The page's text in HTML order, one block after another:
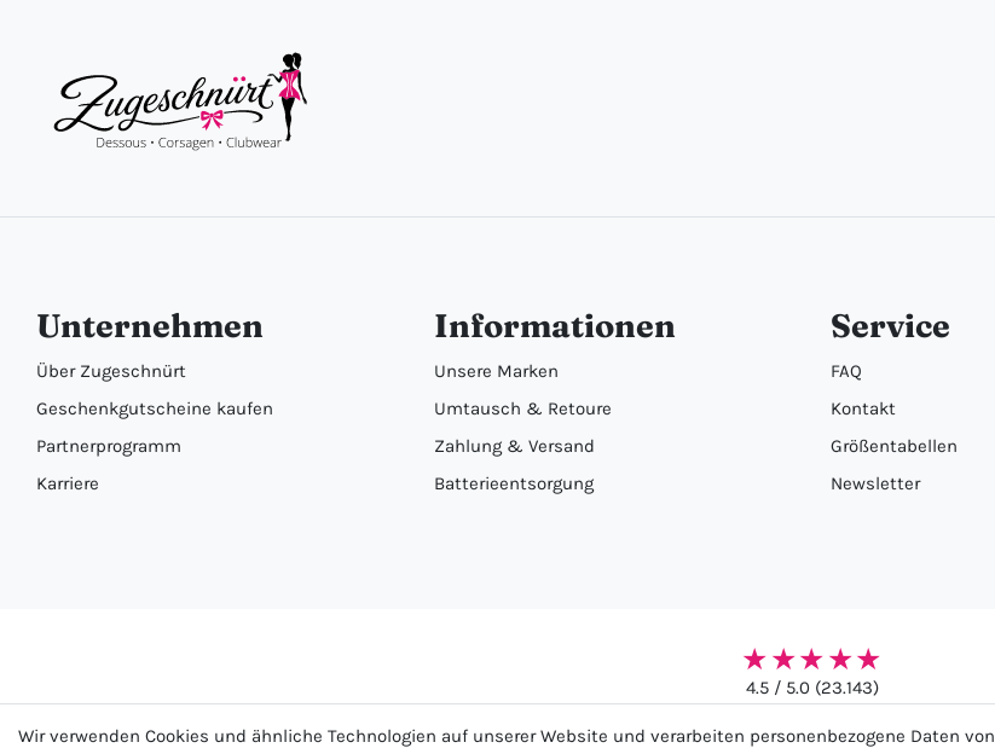
Unternehmen
Über Zugeschnürt
Geschenkgutscheine kaufen
Partnerprogramm
Karriere
Informationen
Unsere Marken
Umtausch & Retoure
Zahlung & Versand
Batterieentsorgung
Service
FAQ
Kontakt
Größentabellen
Newsletter
★★★★★
4.5 / 5.0 (23.143)
Wir verwenden Cookies und ähnliche Technologien auf unserer Website und verarbeiten personenbezogene Daten von